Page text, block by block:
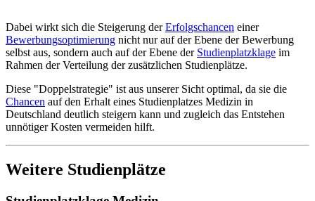
Dabei wirkt sich die Steigerung derErfolgschancen einer
Bewerbungsoptimierung nicht nur auf der Ebene der Bewerbung
selbst aus, sondern auch auf der Ebene der Studienplatzklage im
Rahmen der Verteilung der zusätzlichen Studienplätze.
Diese "Doppelstrategie" ist aus unserer Sicht optimal, da sie die
Chancen auf den Erhalt eines Studienplatzes Medizin in
Deutschland deutlich steigern kann und zugleich das Entstehen
unnötiger Kosten vermeiden hilft.
Weitere Studienplätze